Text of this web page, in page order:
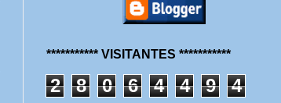
*********** VISITANTES ***********
2 8 0 6 4 4 9 4